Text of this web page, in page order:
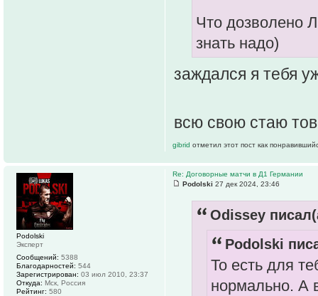
Что дозволено
знать надо)
заждался я тебя
всю свою стаю
gibrid отметил этот пост как
Re: Договорные матчи в Д1 Германии
Podolski 27 дек 2024, 23:46
Odissey
Podolski
То есть для
нормально. А
Podolski
Эксперт
Сообщений: 5388
Благодарностей: 544
Зарегистрирован: 03 июл 2010, 23:37
Откуда: Мск, Россия
Рейтинг: 580